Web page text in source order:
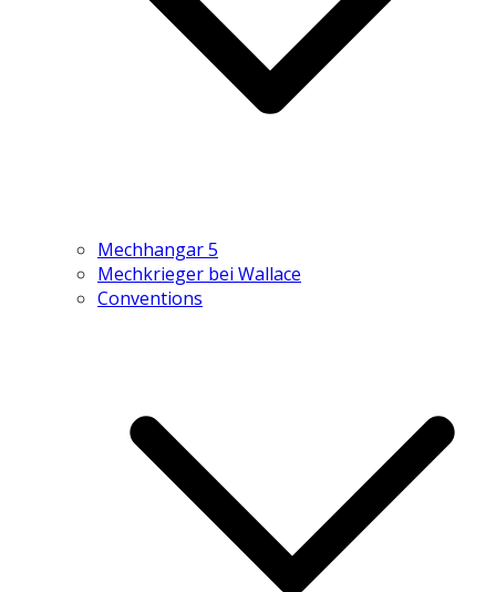
Mechhangar 5
Mechkrieger bei Wallace
Conventions